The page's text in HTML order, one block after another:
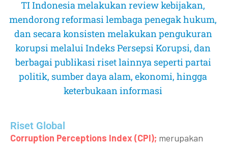
TI Indonesia melakukan review kebijakan,
mendorong reformasi lembaga penegak hukum,
dan secara konsisten melakukan pengukuran
korupsi melalui Indeks Persepsi Korupsi, dan
berbagai publikasi riset lainnya seperti partai
politik, sumber daya alam, ekonomi, hingga
keterbukaan informasi
Riset Global​
Corruption Perceptions Index (CPI); merupakan